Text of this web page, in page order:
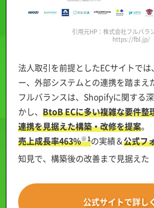
引用元HP：株式会社フルバラ
https://fbl.jp/
法人取引を前提としたECサイトで
ー、外部システムとの連携を踏まえ
フルバランスは、Shopifyに関する
かし、 BtoB ECに多い複雑な要件整
連携を見据えた構築・改修を提案。
売上成長率463%※1の実績＆公式フ
知見で、構築後の改善まで見据えた
公式サイトで詳し